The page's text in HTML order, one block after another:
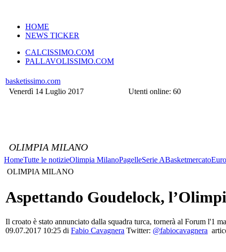
HOME
NEWS TICKER
CALCISSIMO.COM
PALLAVOLISSIMO.COM
basketissimo.com
Venerdì 14 Luglio 2017
Utenti online: 60
OLIMPIA MILANO
HomeTutte le notizieOlimpia MilanoPagelleSerie ABasketmercato
OLIMPIA MILANO
Aspettando Goudelock,
Il croato è stato annunciato dalla squadra turca, tornerà al Forum l'1
09.07.2017 10:25 di Fabio Cavagnera Twitter: @fabiocavagnera